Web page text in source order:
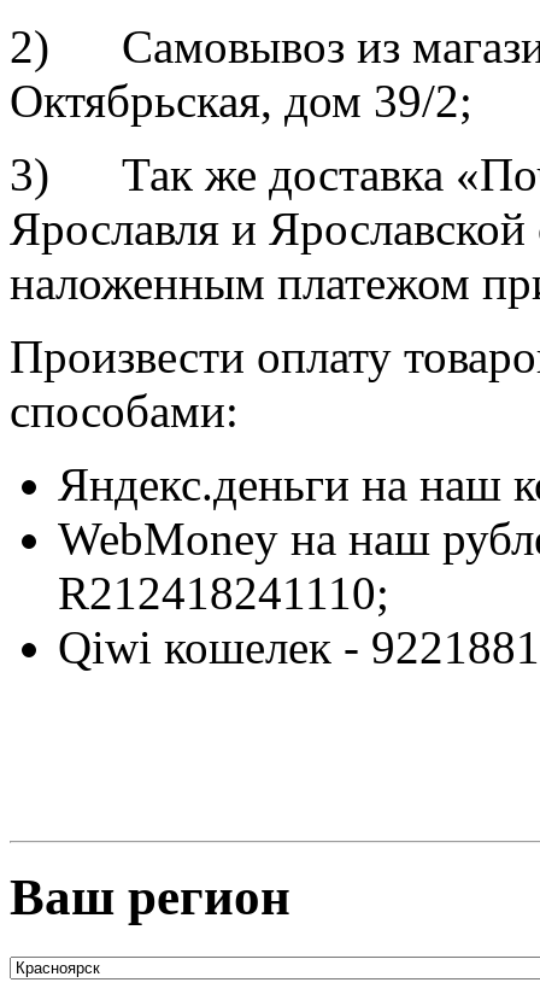
2) Самовывоз из
Октябрьская, дом 39/2;
3) Так же доставка
Ярославля и
наложенным платежом
Произвести оплату
способами:
Яндекс.деньги на наш
WebMoney на наш
R212418241110;
Qiwi кошелек -
Ваш регион